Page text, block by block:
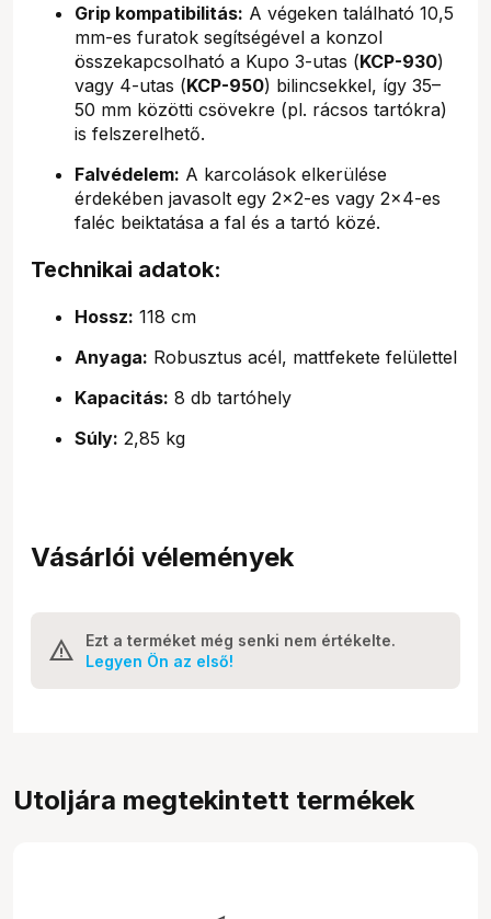
Grip kompatibilitás: A végeken található 10,5
mm-es furatok segítségével a konzol
összekapcsolható a Kupo 3-utas (KCP-930)
vagy 4-utas (KCP-950) bilincsekkel, így 35–
50 mm közötti csövekre (pl. rácsos tartókra)
is felszerelhető.
Falvédelem: A karcolások elkerülése
érdekében javasolt egy 2x2-es vagy 2x4-es
faléc beiktatása a fal és a tartó közé.
Technikai adatok:
Hossz: 118 cm
Anyaga: Robusztus acél, mattfekete felülettel
Kapacitás: 8 db tartóhely
Súly: 2,85 kg
Vásárlói vélemények
Ezt a terméket még senki nem értékelte.
Legyen Ön az első!
Utoljára megtekintett termékek